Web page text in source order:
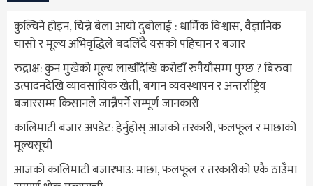
कुल्चिने होइन, चिन्ने बेला आयो दुबोलाई : धार्मिक विश्वास, वैज्ञानिक
चासो र मूल्य अभिवृद्धिले बदलिँदै यसको पहिचान र बजार
रुद्राक्ष: कुन मुखेको मूल्य लाखौँदेखि करोडौँ रुपैयाँसम्म पुग्छ ? बिरुवा
उत्पादनदेखि व्यावसायिक खेती, बगान व्यवस्थापन र अन्तर्राष्ट्रिय
बजारसम्म किसानले जान्नैपर्ने सम्पूर्ण जानकारी
कालिमाटी बजार अपडेट: हेर्नुहोस् आजको तरकारी, फलफूल र माछाको
मूल्यसूची
आजको कालिमाटी बजारभाउ: माछा, फलफूल र तरकारीको एकै ठाउँमा